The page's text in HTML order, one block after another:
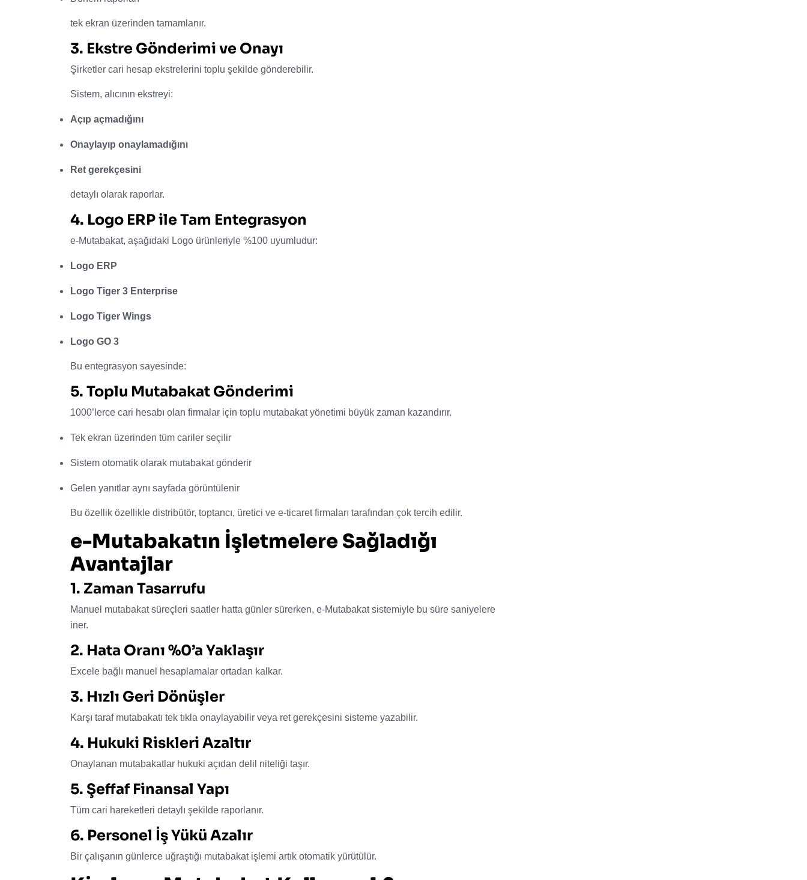
tek ekran üzerinden tamamlanır.
3. Ekstre Gönderimi ve Onayı
Şirketler cari hesap ekstrelerini toplu şekilde gönderebilir.
Sistem, alıcının ekstreyi:
Açıp açmadığını
Onaylayıp onaylamadığını
Ret gerekçesini
detaylı olarak raporlar.
4. Logo ERP ile Tam Entegrasyon
e-Mutabakat, aşağıdaki Logo ürünleriyle %100 uyumludur:
Logo ERP
Logo Tiger 3 Enterprise
Logo Tiger Wings
Logo GO 3
Bu entegrasyon sayesinde:
5. Toplu Mutabakat Gönderimi
1000’lerce cari hesabı olan firmalar için toplu mutabakat yönetimi büyük zaman kazandırır.
Tek ekran üzerinden tüm cariler seçilir
Sistem otomatik olarak mutabakat gönderir
Gelen yanıtlar aynı sayfada görüntülenir
Bu özellik özellikle distribütör, toptancı, üretici ve e-ticaret firmaları tarafından çok tercih edilir.
e-Mutabakatın İşletmelere Sağladığı
Avantajlar
1. Zaman Tasarrufu
Manuel mutabakat süreçleri saatler hatta günler sürerken, e-Mutabakat sistemiyle bu süre saniyelere
iner.
2. Hata Oranı %0’a Yaklaşır
Excele bağlı manuel hesaplamalar ortadan kalkar.
3. Hızlı Geri Dönüşler
Karşı taraf mutabakatı tek tıkla onaylayabilir veya ret gerekçesini sisteme yazabilir.
4. Hukuki Riskleri Azaltır
Onaylanan mutabakatlar hukuki açıdan delil niteliği taşır.
5. Şeffaf Finansal Yapı
Tüm cari hareketleri detaylı şekilde raporlanır.
6. Personel İş Yükü Azalır
Bir çalışanın günlerce uğraştığı mutabakat işlemi artık otomatik yürütülür.